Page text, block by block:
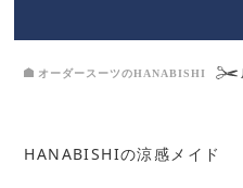
オーダースーツのHANABISHI
HANABISHIの涼感メイド